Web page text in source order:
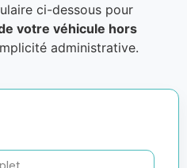
ci-dessous pour
votre véhicule hors
administrative.